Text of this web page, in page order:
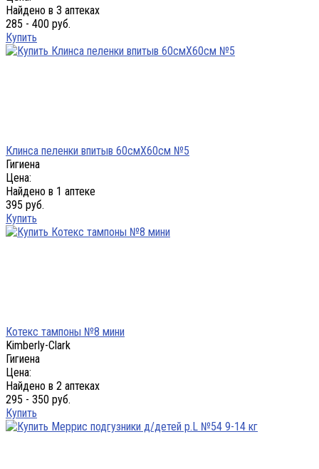
Найдено в 3 аптеках
285 - 400 руб.
Купить
Клинса пеленки впитыв 60смX60см №5
Гигиена
Цена:
Найдено в 1 аптеке
395 руб.
Купить
Котекс тампоны №8 мини
Kimberly-Clark
Гигиена
Цена:
Найдено в 2 аптеках
295 - 350 руб.
Купить